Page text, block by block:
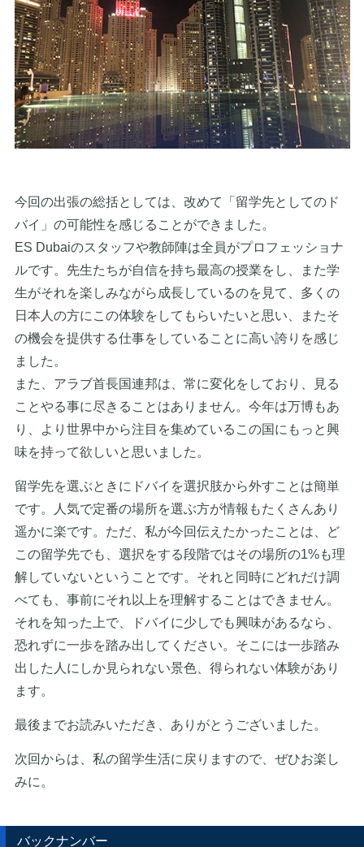
今回の出張の総括としては、改めて「留学先としてのド
バイ」の可能性を感じることができました。
ES Dubaiのスタッフや教師陣は全員がプロフェッショナ
ルです。先生たちが自信を持ち最高の授業をし、また学
生がそれを楽しみながら成長しているのを見て、多くの
日本人の方にこの体験をしてもらいたいと思い、またそ
の機会を提供する仕事をしていることに高い誇りを感じ
ました。
また、アラブ首長国連邦は、常に変化をしており、見る
ことやる事に尽きることはありません。今年は万博もあ
り、より世界中から注目を集めているこの国にもっと興
味を持って欲しいと思いました。
留学先を選ぶときにドバイを選択肢から外すことは簡単
です。人気で定番の場所を選ぶ方が情報もたくさんあり
遥かに楽です。ただ、私が今回伝えたかったことは、ど
この留学先でも、選択をする段階ではその場所の1%も理
解していないということです。それと同時にどれだけ調
べても、事前にそれ以上を理解することはできません。
それを知った上で、ドバイに少しでも興味があるなら、
恐れずに一歩を踏み出してください。そこには一歩踏み
出した人にしか見られない景色、得られない体験があり
ます。
最後までお読みいただき、ありがとうございました。
次回からは、私の留学生活に戻りますので、ぜひお楽し
みに。
バックナンバー